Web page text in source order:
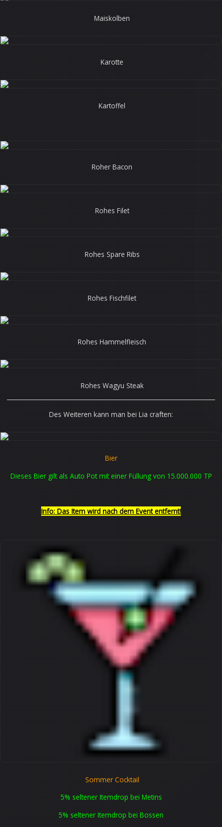
Maiskolben
Karotte
Kartoffel
Roher Bacon
Rohes Filet
Rohes Spare Ribs
Rohes Fischfilet
Rohes Hammelfleisch
Rohes Wagyu Steak
Des Weiteren kann man bei Lia craften:
Bier
Dieses Bier gilt als Auto Pot mit einer Füllung von 15.000.000 TP
Info: Das Item wird nach dem Event entfernt!
Sommer Cocktail
5% seltener Itemdrop bei Metins
5% seltener Itemdrop bei Bossen